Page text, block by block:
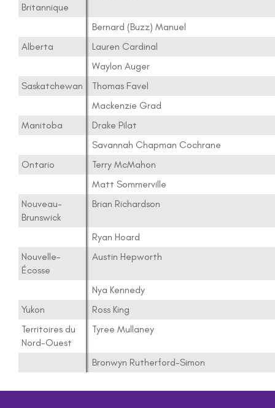
Britannique
Bernard (Buzz) Manuel
Alberta
Lauren Cardinal
Waylon Auger
Saskatchewan
Thomas Favel
Mackenzie Grad
Manitoba
Drake Pilat
Savannah Chapman Cochrane
Ontario
Terry McMahon
Matt Sommerville
Nouveau-
Brunswick
Brian Richardson
Ryan Hoard
Nouvelle-
Écosse
Austin Hepworth
Nya Kennedy
Yukon
Ross King
Territoires du
Nord-Ouest
Tyree Mullaney
Bronwyn Rutherford-Simon